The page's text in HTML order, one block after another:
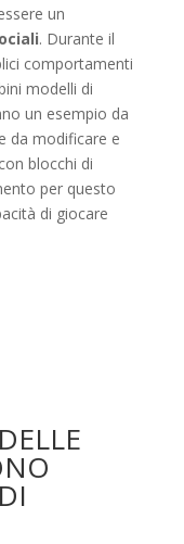
un
. Durante il
comportamenti
modelli di
un esempio da
da modificare e
blocchi di
per questo
di giocare